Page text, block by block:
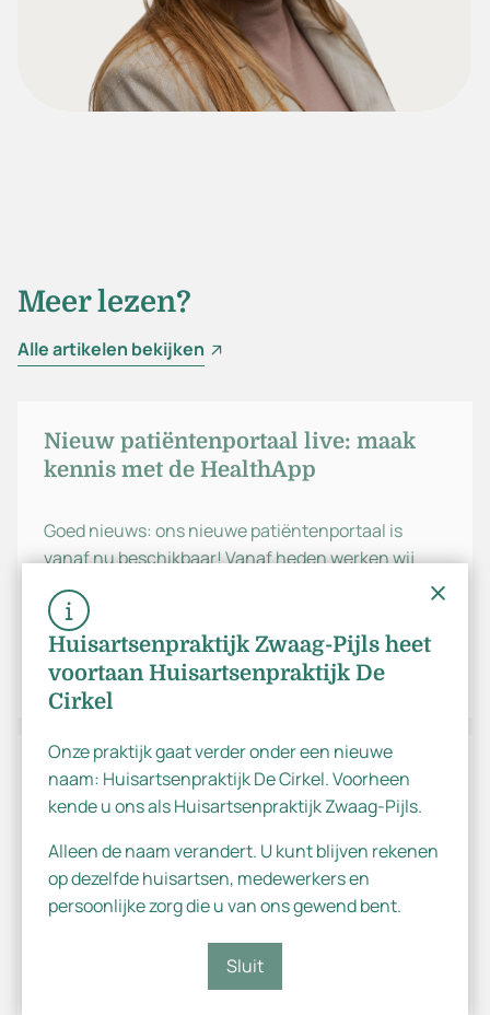
Meer lezen?
Alle artikelen bekijken
Nieuw patiëntenportaal live: maak
kennis met de HealthApp
Goed nieuws: ons nieuwe patiëntenportaal is
vanaf nu beschikbaar! Vanaf heden werken wij
met de HealthApp. Dit is een webapplicatie (dus
geen losse app die u hoeft te downloaden)
Meer lezen
Even voorstellen: huisarts in
opleiding Emma Hengeveld
Onze praktijk heeft er een nieuw gezicht bij. Sinds
maart 2026 loopt Emma Hengeveld een jaar stage
bij dr. Zwaag‑Pijls.
Dutch
Huisartsenpraktijk Zwaag-Pijls heet
voortaan Huisartsenpraktijk De
Cirkel
Onze praktijk gaat verder onder een nieuwe
naam: Huisartsenpraktijk De Cirkel. Voorheen
kende u ons als Huisartsenpraktijk Zwaag-Pijls.
Alleen de naam verandert. U kunt blijven rekenen
op dezelfde huisartsen, medewerkers en
persoonlijke zorg die u van ons gewend bent.
Sluit